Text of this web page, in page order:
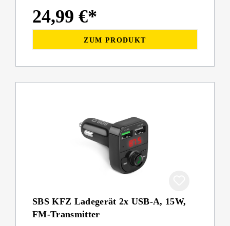
24,99 €*
ZUM PRODUKT
SBS KFZ Ladegerät 2x USB-A, 15W,
FM-Transmitter